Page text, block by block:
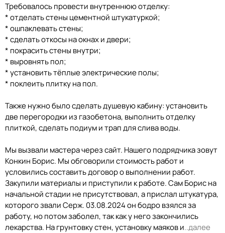
Требовалось провести внутреннюю отделку:
* отделать стены цементной штукатуркой;
* ошпаклевать стены;
* сделать откосы на окнах и двери;
* покрасить стены внутри;
* выровнять пол;
* установить тёплые электрические полы;
* поклеить плитку на пол.
Также нужно было сделать душевую кабину: установить
две перегородки из газобетона, выполнить отделку
плиткой, сделать подиум и трап для слива воды.
Мы вызвали мастера через сайт. Нашего подрядчика зовут
Конкин Борис. Мы обговорили стоимость работ и
условились составить договор о выполнении работ.
Закупили материалы и приступили к работе. Сам Борис на
начальной стадии не присутствовал, а прислал штукатура,
которого звали Серж. 03.08.2024 он бодро взялся за
работу, но потом заболел, так как у него закончились
лекарства. На грунтовку стен, установку маяков и..далее